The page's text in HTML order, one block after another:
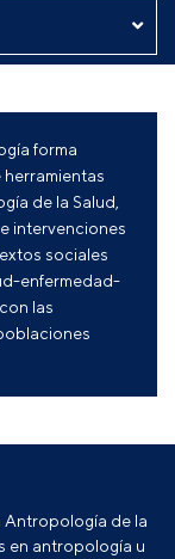
forma
de la Salud,
intervenciones
sociales
enfermedad-
las
Antropología de la
en antropología u